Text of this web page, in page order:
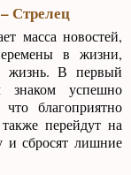
Стрелец
масса новостей,
в жизни,
жизнь. В первый
успешно
благоприятно
перейдут на
и сбросят лишние